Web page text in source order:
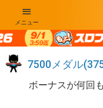
メニュー
7500メダル
ボーナスが何回